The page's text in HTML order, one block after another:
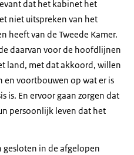
dat het kabinet het
niet uitspreken van het
heeft van de Tweede Kamer.
daarvan voor de hoofdlijnen
land, met dat akkoord, willen
en voortbouwen op wat er is
is. En ervoor gaan zorgen dat
persoonlijk leven dat het
gesloten in de afgelopen